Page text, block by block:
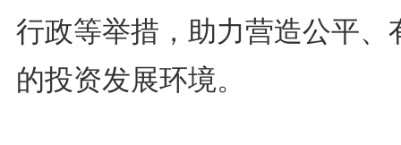
行政等举措，助力营造公平、
的投资发展环境。